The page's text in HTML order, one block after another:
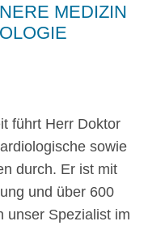
MEDIZIN
führt Herr Doktor
sowie
durch. Er ist mit
und über 600
unser Spezialist im